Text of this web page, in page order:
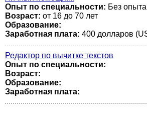
Опыт по специальности: Без опыта
Возраст: от 16 до 70 лет
Образование:
Заработная плата: 400 долларов
Редактор по вычитке текстов
Опыт по специальности:
Возраст:
Образование:
Заработная плата: